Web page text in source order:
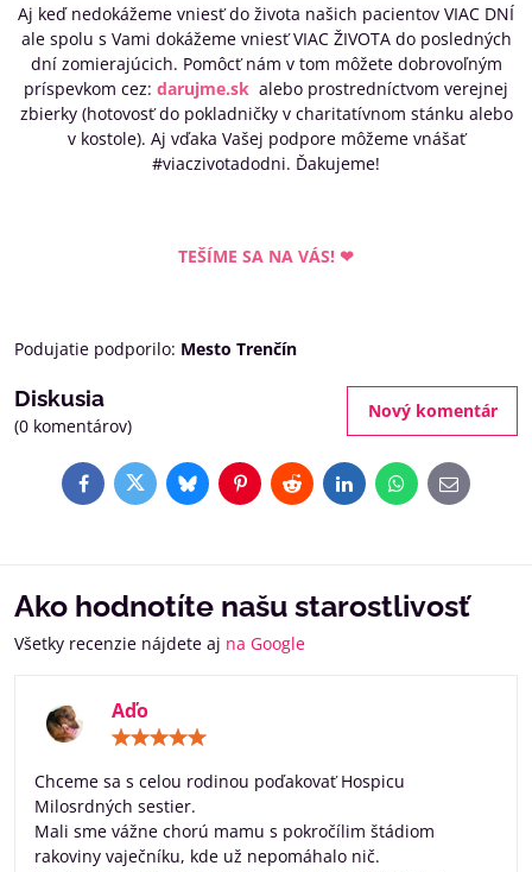
Aj keď nedokážeme vniesť do života našich pacientov VIAC DNÍ
ale spolu s Vami dokážeme vniesť VIAC ŽIVOTA do posledných
dní zomierajúcich. Pomôcť nám v tom môžete dobrovoľným
príspevkom cez: darujme.sk alebo prostredníctvom verejnej
zbierky (hotovosť do pokladničky v charitatívnom stánku alebo
v kostole). Aj vďaka Vašej podpore môžeme vnášať
#viaczivotadodni. Ďakujeme!
TEŠÍME SA NA VÁS! ❤
Podujatie podporilo: Mesto Trenčín
Diskusia
(0 komentárov)
Nový komentár
FacebookTwitterBlueskyPinterestRedditLinkedInWhatsApp
E-
mail
Ako hodnotíte našu starostlivosť
Všetky recenzie nájdete aj na Google
Aďo
5
Chceme sa s celou rodinou poďakovať Hospicu
Milosrdných sestier.
Mali sme vážne chorú mamu s pokročílim štádiom
rakoviny vaječníku, kde už nepomáhalo nič.